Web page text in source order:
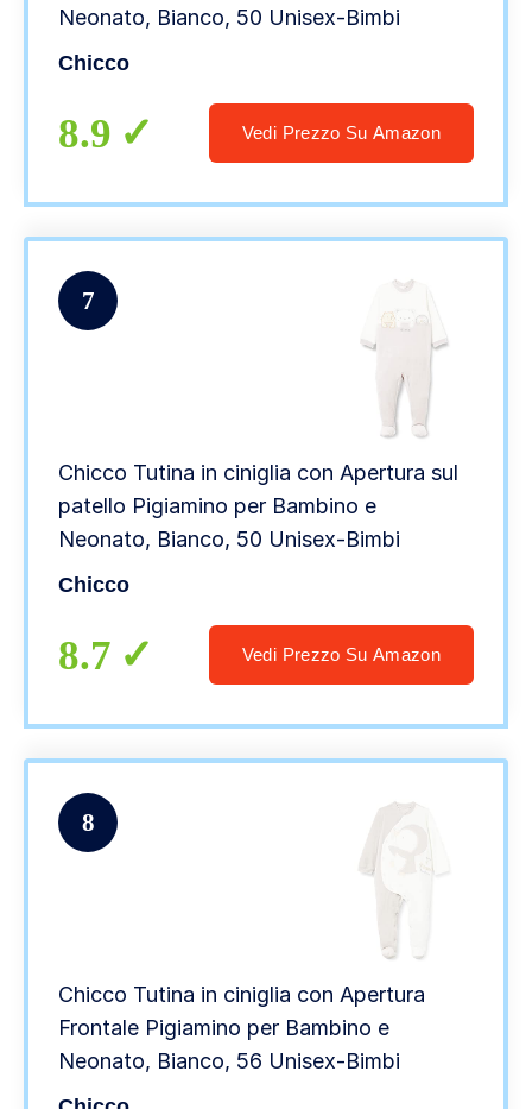
Neonato, Bianco, 50 Unisex-Bimbi
Chicco
8.9 Vedi Prezzo Su Amazon
7
Chicco Tutina in ciniglia con Apertura sul
patello Pigiamino per Bambino e
Neonato, Bianco, 50 Unisex-Bimbi
Chicco
8.7 Vedi Prezzo Su Amazon
8
Chicco Tutina in ciniglia con Apertura
Frontale Pigiamino per Bambino e
Neonato, Bianco, 56 Unisex-Bimbi